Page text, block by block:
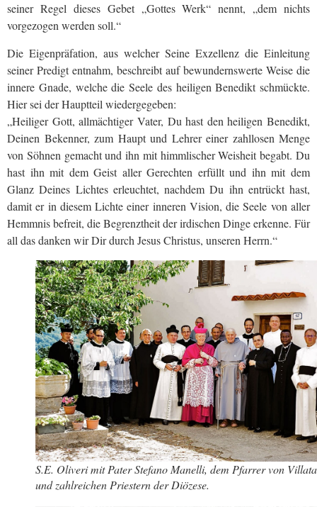
seiner Regel dieses Gebet „Gottes Werk“ nennt, „dem nichts
vorgezogen werden soll.“
Die Eigenpräfation, aus welcher Seine Exzellenz die Einleitung
seiner Predigt entnahm, beschreibt auf bewundernswerte Weise die
innere Gnade, welche die Seele des heiligen Benedikt schmückte.
Hier sei der Hauptteil wiedergegeben:
„Heiliger Gott, allmächtiger Vater, Du hast den heiligen Benedikt,
Deinen Bekenner, zum Haupt und Lehrer einer zahllosen Menge
von Söhnen gemacht und ihn mit himmlischer Weisheit begabt. Du
hast ihn mit dem Geist aller Gerechten erfüllt und ihn mit dem
Glanz Deines Lichtes erleuchtet, nachdem Du ihn entrückt hast,
damit er in diesem Lichte einer inneren Vision, die Seele von aller
Hemmnis befreit, die Begrenztheit der irdischen Dinge erkenne. Für
all das danken wir Dir durch Jesus Christus, unseren Herrn.“
S.E. Oliveri mit Pater Stefano Manelli, dem Pfarrer von
und zahlreichen Priestern der Diözese.